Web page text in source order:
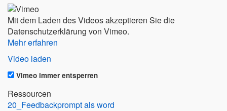
Mit dem Laden des Videos akzeptieren Sie die
Datenschutzerklärung von Vimeo.
Mehr erfahren
Video laden
Vimeo immer entsperren
Ressourcen
20_Feedbackprompt als word